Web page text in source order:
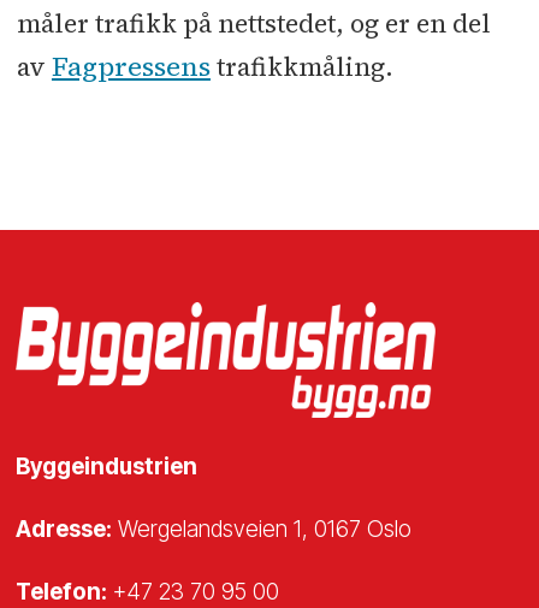
måler trafikk på nettstedet, og er en del
av Fagpressenstrafikkmåling.
Byggeindustrien
Adresse: Wergelandsveien 1, 0167 Oslo
Telefon: +47 23 70 95 00